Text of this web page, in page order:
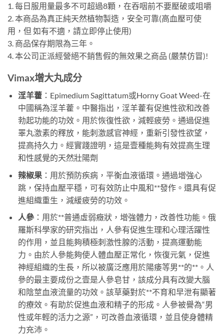
1. 每日服用量最多不可超過8顆，在吞咽前不要壓破或咀嚼
2. 本商品為真正純天然植物製造，安全可靠(高血壓可使
用，但 如有不適，請立即停止使用)
3. 商品保存期限為三年。
4. 本公司正派經營絕不銷售假的無效果之商品 (嚴禁仿冒)!
Vimax增大丸成分
淫羊藿：Epimedium Sagittatum或Horny Goat Weed-在
中國稱為淫羊藿。中醫指出，淫羊藿有促進性欲和改善
勃起功能的功效。用於恢復性欲，減輕疲勞。通過促進
睪丸激素的釋放，能刺激感官神經，重新引發性欲望，
提高持久力。經實踐證明，這是壹種能夠有效提高生理
和性感覺的天然壯陽劑
辣椒果：用於預防疾病，平衡血液循環。通過增強心
跳，保持血壓平穩，可有效防止中風和**發作。還具有促
進組織重生，減緩疲勞的功效。
人參：用於**普通虛弱癥狀，增強體力，改善性功能。俄
羅斯科學家的研究指出，人參有促進生理和心理活躍性
的作用，並且能夠積極刺激性腺的活動，提高運動能
力。由於人參能夠使人體血壓正常化，恢復元氣，促進
神經組織的生長，所以被廣泛應用於陽痿等男**的**。人
參的最主要成份之壹是人參皂甘，該成分具有改變大腦
和陰莖血液流量的功效。該草藥對於**不育和早泄有顯著
的療效。有助於促進血液和精子的形成。人參被譽為“男
性或年輕的活力之源”，可改善血液循環，並且使身體精
力充沛。